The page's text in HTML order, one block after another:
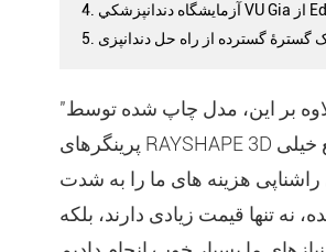
گسترۀ گسترده از راه حل دندانپزی
"بعد از استفاده از ريشاپ ، ريشاپ هزينه هامون رو به شدت کاهش داده علاوه بر این، مدل چاپ شده توسط
پرینگرهای RAYSHAPE 3D نه تنها قیمت منطقی است، بلکه دقت بالایی دارد، ثبات قوی و سرعت سریع خیلی
راشناپی هزینه های ما را به شدت
تنها قیمت زیادی دارند، بلکه